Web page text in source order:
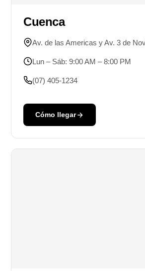
Cuenca
Av. de las Americas y Av. 3 de
Lun – Sáb: 9:00 AM – 8:00 PM
(07) 405-1234
Cómo llegar